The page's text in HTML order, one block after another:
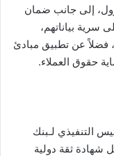
إلى جانب ضمان
سرية بياناتهم،
فضلاً عن تطبيق مبادئ
حقوق العملاء.
التنفيذي لـبنك
شهادة ثقة دولية